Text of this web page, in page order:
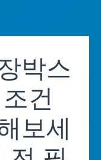
박스
건
보세